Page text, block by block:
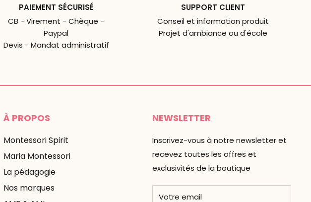
PAIEMENT SÉCURISÉ
CB - Virement - Chèque -
Paypal
Devis - Mandat administratif
SUPPORT CLIENT
Conseil et information produit
Projet d'ambiance ou d'école
À PROPOS
Montessori Spirit
Maria Montessori
La pédagogie
Nos marques
NEWSLETTER
Inscrivez-vous à notre newsletter et
recevez toutes les offres et
exclusivités de la boutique
Votre email